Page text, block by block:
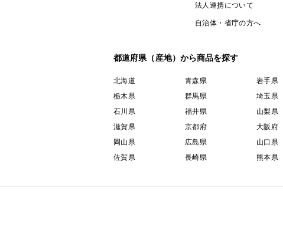
法人連携について
自治体・省庁の方へ
都道府県（産地）から商品を探す
北海道 青森県 岩手県
栃木県
群馬県 埼玉県
石川県
福井県 山梨県
滋賀県
京都府 大阪府
岡山県
広島県 山口県
佐賀県
長崎県 熊本県